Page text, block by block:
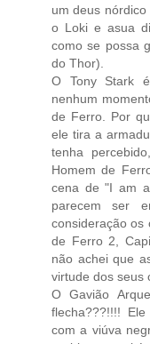
um deus
o Loki e asua
como se possa
do Thor).
O Tony Stark
nenhum
de Ferro. Por
ele tira a
tenha
Homem de
cena de "I am
parecem ser
consideração os
de Ferro 2,
não achei que
virtude dos seus
O Gavião
flecha???!!!!
com a viúva